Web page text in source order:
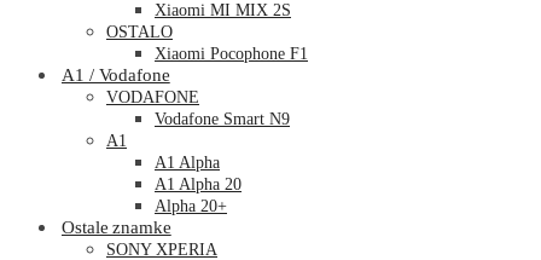
Xiaomi MI MIX 2S
OSTALO
Xiaomi Pocophone F1
A1 / Vodafone
VODAFONE
Vodafone Smart N9
A1
A1 Alpha
A1 Alpha 20
Alpha 20+
Ostale znamke
SONY XPERIA